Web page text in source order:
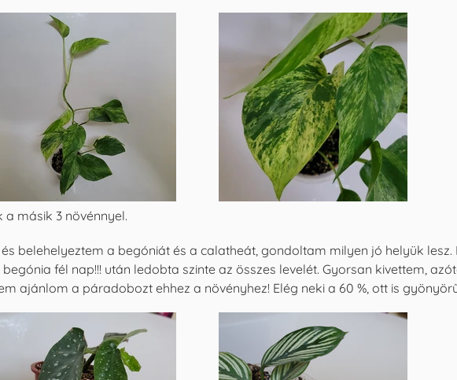
másik 3 növénnyel.
belehelyeztem a begóniát és a calatheát, gondoltam milyen jó helyük
fél nap!!! után ledobta szinte az összes levelét. Gyorsan kivettem,
ajánlom a páradobozt ehhez a növényhez! Elég neki a 60 %, ott is